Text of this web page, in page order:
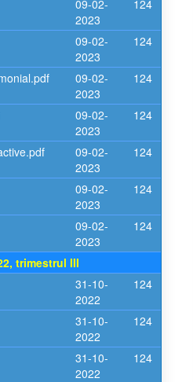
09-02-
2023
124
09-02-
2023
124
09-02-
2023
124
09-02-
2023
124
09-02-
2023
124
09-02-
2023
124
09-02-
2023
124
trimestrul III
31-10-
2022
124
31-10-
2022
124
31-10-
2022
124